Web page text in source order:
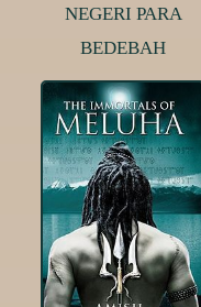
NEGERI PARA
BEDEBAH